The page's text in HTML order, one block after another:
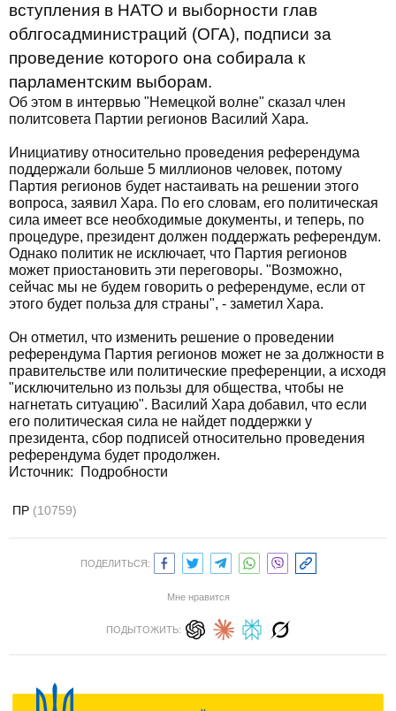
вступления в НАТО и выборности глав
облгосадминистраций (ОГА), подписи за
проведение которого она собирала к
парламентским выборам.
Об этом в интервью "Немецкой волне" сказал член
политсовета Партии регионов Василий Хара.
Инициативу относительно проведения референдума
поддержали больше 5 миллионов человек, потому
Партия регионов будет настаивать на решении этого
вопроса, заявил Хара. По его словам, его политическая
сила имеет все необходимые документы, и теперь, по
процедуре, президент должен поддержать референдум.
Однако политик не исключает, что Партия регионов
может приостановить эти переговоры. "Возможно,
сейчас мы не будем говорить о референдуме, если от
этого будет польза для страны", - заметил Хара.
Он отметил, что изменить решение о проведении
референдума Партия регионов может не за должности в
правительстве или политические преференции, а исходя
"исключительно из пользы для общества, чтобы не
нагнетать ситуацию". Василий Хара добавил, что если
его политическая сила не найдет поддержки у
президента, сбор подписей относительно проведения
референдума будет продолжен.
Источник:
Подробности
ПР (10759)
ПОДЕЛИТЬСЯ:
Мне нравится
ПОДЫТОЖИТЬ: